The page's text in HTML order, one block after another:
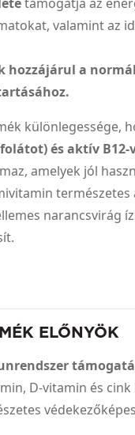
támogatja az
valamint az
hozzájárul a
különlegessége,
és aktív
amelyek jól
természetes
narancsvirág
ELŐNYÖK
D-vitamin és